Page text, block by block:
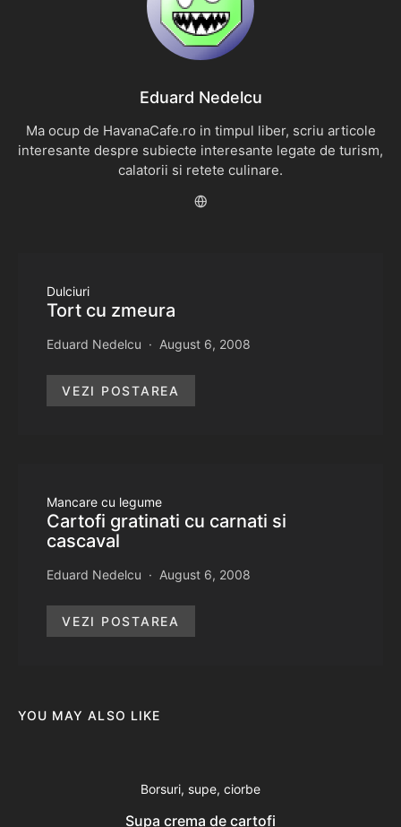
Eduard Nedelcu
Ma ocup de HavanaCafe.ro in timpul liber, scriu articole
interesante despre subiecte interesante legate de turism,
calatorii si retete culinare.
Dulciuri
Tort cu zmeura
Eduard Nedelcu August 6, 2008
VEZI POSTAREA
Mancare cu legume
Cartofi gratinati cu carnati si
cascaval
Eduard Nedelcu August 6, 2008
VEZI POSTAREA
YOU MAY ALSO LIKE
Borsuri, supe, ciorbe
Supa crema de cartofi